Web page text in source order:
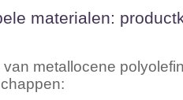
materialen:
metallocene